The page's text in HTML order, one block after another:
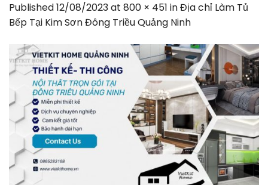
Published12/08/2023at 800 × 451 inĐịa chỉ Làm Tủ
Bếp Tại Kim Sơn Đông Triều Quảng Ninh